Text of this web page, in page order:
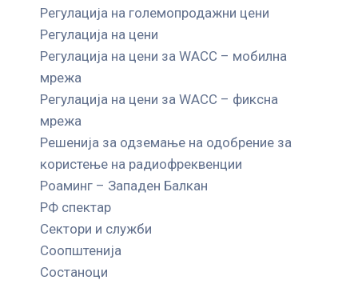
Регулација на големопродажни цени
Регулација на цени
Регулација на цени за WACC – мобилна
мрежа
Регулација на цени за WACC – фиксна
мрежа
Решенија за одземање на одобрение за
користење на радиофреквенции
Роаминг – Западен Балкан
РФ спектар
Сектори и служби
Соопштенија
Состаноци